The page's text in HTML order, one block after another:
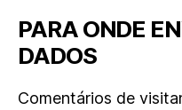
PARA ONDE
DADOS
Comentários de